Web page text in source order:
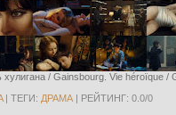
/ Gainsbourg. Vie héroïque /
| ТЕГИ: ДРАМА | РЕЙТИНГ: 0.0/0